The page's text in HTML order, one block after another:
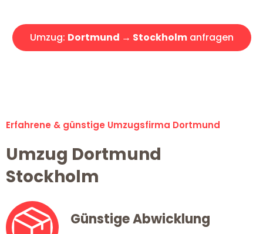
Umzug: Dortmund → Stockholmanfragen
Erfahrene & günstige Umzugsfirma Dortmund
Umzug Dortmund
Stockholm
Günstige Abwicklung